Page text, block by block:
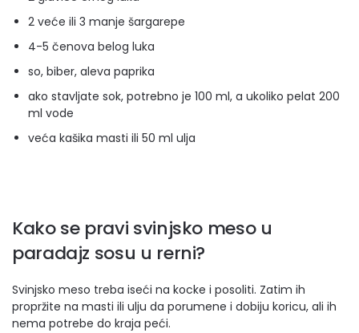
2 veće ili 3 manje šargarepe
4-5 čenova belog luka
so, biber, aleva paprika
ako stavljate sok, potrebno je 100 ml, a ukoliko pelat 200
ml vode
veća kašika masti ili 50 ml ulja
Kako se pravi svinjsko meso u
paradajz sosu u rerni?
Svinjsko meso treba iseći na kocke i posoliti. Zatim ih
propržite na masti ili ulju da porumene i dobiju koricu, ali ih
nema potrebe do kraja peći.